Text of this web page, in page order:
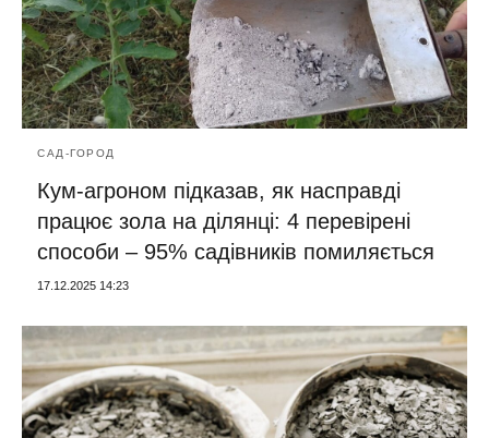
САД-ГОРОД
Кум-агроном підказав, як насправді
працює зола на ділянці: 4 перевірені
способи – 95% садівників помиляється
17.12.2025 14:23